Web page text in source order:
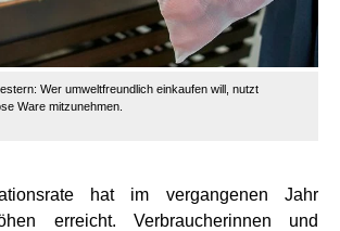
Wer umweltfreundlich einkaufen will, nutzt
Ware mitzunehmen.
hat im vergangenen Jahr
erreicht. Verbraucherinnen und